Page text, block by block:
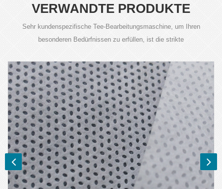
VERWANDTE PRODUKTE
Sehr kundenspezifische Tee-Bearbeitungsmaschine, um Ihren
besonderen Bedürfnissen zu erfüllen, ist die strikte